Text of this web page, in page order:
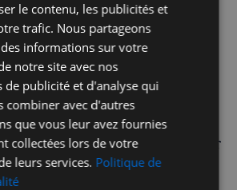
éligibles au NHS peuvent
de ces traitements
contraintes financières
rencontreraient en France.
parfaitement les
de santé britannique pour
spécifiques.
le contenu, les publicités et
trafic. Nous partageons
informations sur votre
notre site avec nos
de publicité et d'analyse qui
combiner avec d'autres
que vous leur avez fournies
collectées lors de votre
leurs services. Politique de